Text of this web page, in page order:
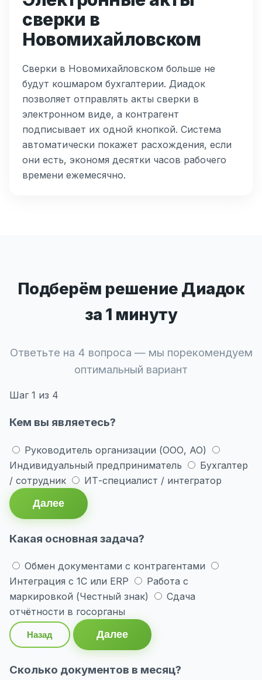
сверки в
Новомихайловском
Сверки в Новомихайловском больше не
будут кошмаром бухгалтерии. Диадок
позволяет отправлять акты сверки в
электронном виде, а контрагент
подписывает их одной кнопкой. Система
автоматически покажет расхождения, если
они есть, экономя десятки часов рабочего
времени ежемесячно.
Подберём решение Диадок
за 1 минуту
Ответьте на 4 вопроса — мы порекомендуем
оптимальный вариант
Шаг 1 из 4
Кем вы являетесь?
Руководитель организации (ООО, АО)
Индивидуальный предприниматель
Бухгалтер
/ сотрудник
ИТ-специалист / интегратор
Далее
Какая основная задача?
Обмен документами с контрагентами
Интеграция с 1С или ERP
Работа с
маркировкой (Честный знак)
Сдача
отчётности в госорганы
Назад Далее
Сколько документов в месяц?